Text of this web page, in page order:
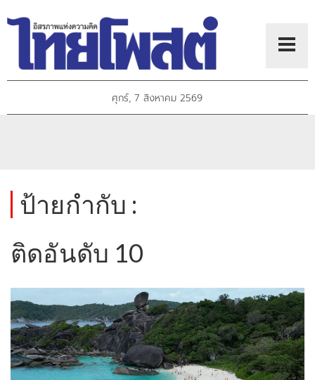
ศุกร์, 7 สิงหาคม 2569
ป้ายกำกับ :
ติดอันดับ 10